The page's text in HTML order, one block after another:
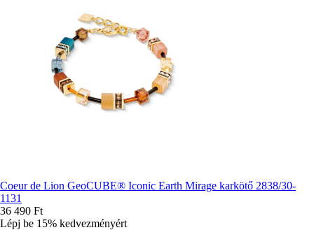
Coeur de Lion GeoCUBE® Iconic Earth Mirage karkötő 2838/30-
1131
36 490 Ft
Lépj be 15% kedvezményért